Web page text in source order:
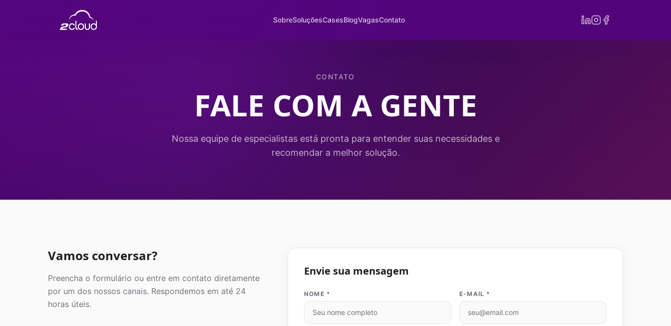
SobreSoluçõesCasesBlogVagasContato
CONTATO
FALE COM A GENTE
Nossa equipe de especialistas está pronta para entender suas necessidades e
recomendar a melhor solução.
Vamos conversar?
Preencha o formulário ou entre em contato diretamente
por um dos nossos canais. Respondemos em até 24
horas úteis.
Envie sua mensagem
NOME * E-MAIL *